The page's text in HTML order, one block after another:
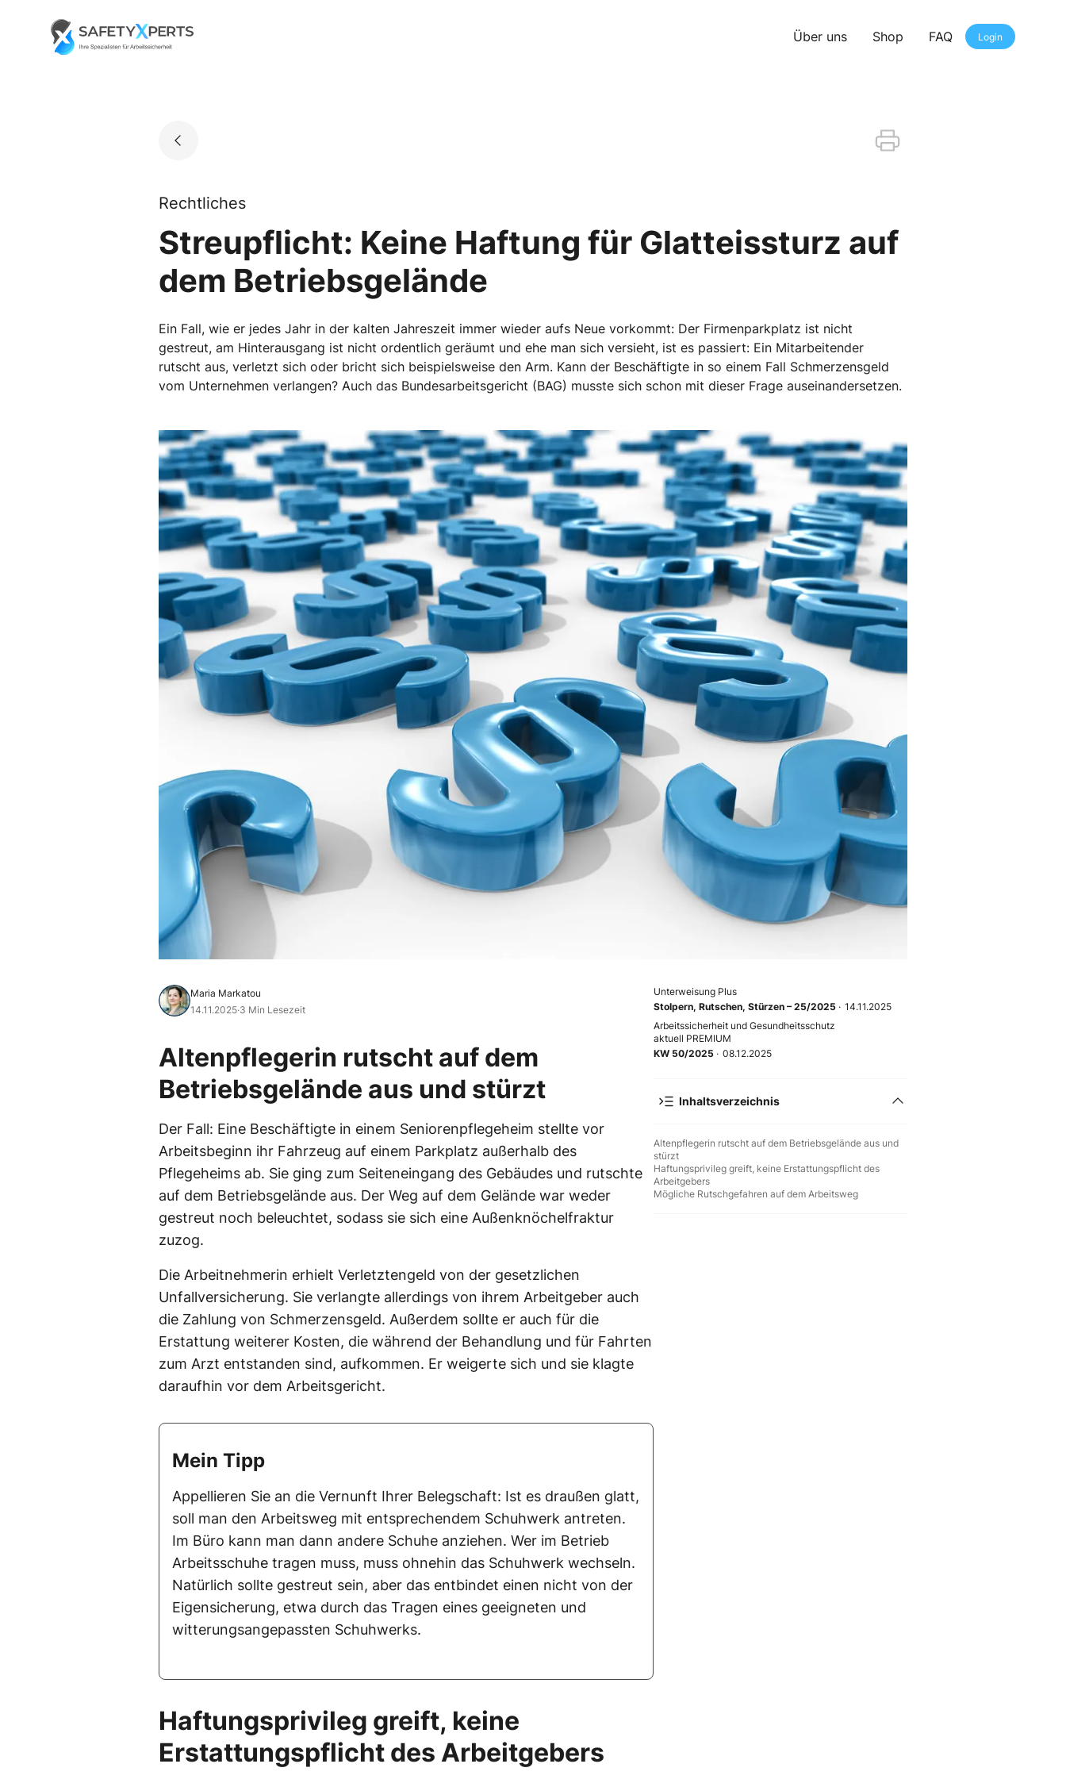
Go to landing page.
Über uns Shop FAQ Login
Rechtliches
Streupflicht: Keine Haftung für Glatteissturz auf
dem Betriebsgelände
Ein Fall, wie er jedes Jahr in der kalten Jahreszeit immer wieder aufs Neue vorkommt: Der Firmenparkplatz ist nicht
gestreut, am Hinterausgang ist nicht ordentlich geräumt und ehe man sich versieht, ist es passiert: Ein Mitarbeitender
rutscht aus, verletzt sich oder bricht sich beispielsweise den Arm. Kann der Beschäftigte in so einem Fall Schmerzensgeld
vom Unternehmen verlangen? Auch das Bundesarbeitsgericht (BAG) musste sich schon mit dieser Frage auseinandersetzen.
Maria Markatou
14.11.2025·3 Min Lesezeit
Altenpflegerin rutscht auf dem
Betriebsgelände aus und stürzt
Der Fall: Eine Beschäftigte in einem Seniorenpflegeheim stellte vor
Arbeitsbeginn ihr Fahrzeug auf einem Parkplatz außerhalb des
Pflegeheims ab. Sie ging zum Seiteneingang des Gebäudes und rutschte
auf dem Betriebsgelände aus. Der Weg auf dem Gelände war weder
gestreut noch beleuchtet, sodass sie sich eine Außenknöchelfraktur
zuzog.
Die Arbeitnehmerin erhielt Verletztengeld von der gesetzlichen
Unfallversicherung. Sie verlangte allerdings von ihrem Arbeitgeber auch
die Zahlung von Schmerzensgeld. Außerdem sollte er auch für die
Erstattung weiterer Kosten, die während der Behandlung und für Fahrten
zum Arzt entstanden sind, aufkommen. Er weigerte sich und sie klagte
daraufhin vor dem Arbeitsgericht.
Mein Tipp
Appellieren Sie an die Vernunft Ihrer Belegschaft: Ist es draußen glatt,
soll man den Arbeitsweg mit entsprechendem Schuhwerk antreten.
Im Büro kann man dann andere Schuhe anziehen. Wer im Betrieb
Arbeitsschuhe tragen muss, muss ohnehin das Schuhwerk wechseln.
Natürlich sollte gestreut sein, aber das entbindet einen nicht von der
Eigensicherung, etwa durch das Tragen eines geeigneten und
witterungsangepassten Schuhwerks.
Haftungsprivileg greift, keine
Erstattungspflicht des Arbeitgebers
Unterweisung Plus
Stolpern, Rutschen, Stürzen – 25/2025 · 14.11.2025
Arbeitssicherheit und Gesundheitsschutz
aktuell PREMIUM
KW 50/2025 · 08.12.2025
Inhaltsverzeichnis
Altenpflegerin rutscht auf dem Betriebsgelände aus und
stürzt
Haftungsprivileg greift, keine Erstattungspflicht des
Arbeitgebers
Mögliche Rutschgefahren auf dem Arbeitsweg